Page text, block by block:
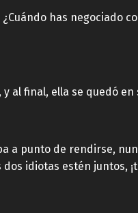
has negociado
y al final, ella se quedó en
a punto de rendirse,
idiotas estén juntos,